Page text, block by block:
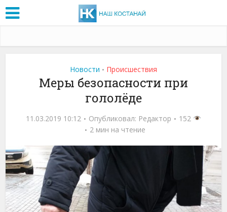
Новости • Проиcшествия
Меры безопасности при
гололёде
11.03.2019 10:12 Опубликовал: Редактор
152
2 мин на чтение